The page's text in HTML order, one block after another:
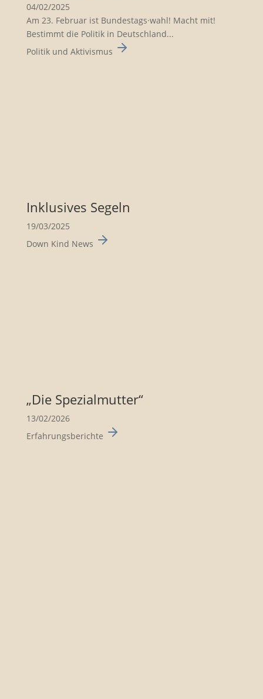
04/02/2025
Am 23. Februar ist Bundes­tags·wahl! Macht mit!
Bestimmt die Politik in Deutsch­land...
Politik und Aktivismus
Inklu­sives Segeln
19/03/2025
Down Kind News
„Die Spezi­al­mutter“
13/02/2026
Erfahrungsberichte